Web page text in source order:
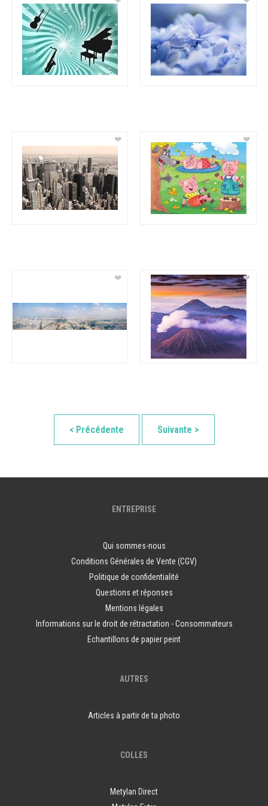
❤ ❤
❤ ❤
< Précédente Suivante >
ENTREPRISE
Qui sommes-nous
Conditions Générales de Vente (CGV)
Politique de confidentialité
Questions et réponses
Mentions légales
Informations sur le droit de rétractation - Consommateurs
Echantillons de papier peint
AUTRES
Articles à partir de ta photo
COLLES
Metylan Direct